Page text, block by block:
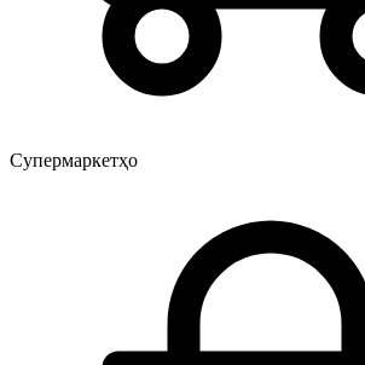
Супермаркетҳо